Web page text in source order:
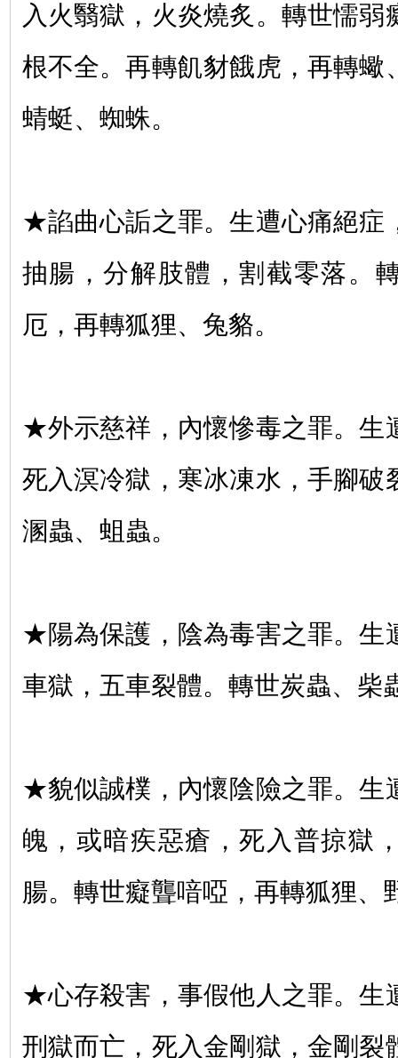
入火翳獄，火炎燒炙。轉世懦弱
根不全。再轉飢豺餓虎，再轉蠍
蜻蜓、蜘蛛。
★諂曲心詬之罪。生遭心痛絕症
抽腸，分解肢體，割截零落。
厄，再轉狐狸、兔貉。
★外示慈祥，內懷慘毒之罪。生
死入溟冷獄，寒冰凍水，手腳破
溷蟲、蛆蟲。
★陽為保護，陰為毒害之罪。生
車獄，五車裂體。轉世炭蟲、柴
★貌似誠樸，內懷陰險之罪。生
魄，或暗疾惡瘡，死入普掠獄
腸。轉世癡聾喑啞，再轉狐狸、
★心存殺害，事假他人之罪。生
刑獄而亡，死入金剛獄，金剛裂